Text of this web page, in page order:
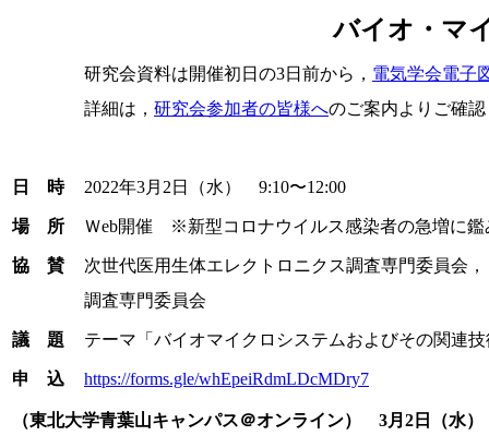
バイオ・マ
研究会資料は開催初日の3日前から， 電気学会電子
詳細は， 研究会参加者の皆様へのご案内よりご確
日 時 2022年3月2日（水） 9:10〜12:00
場 所 Ｗeb開催 ※新型コロナウイルス感染者の急増に鑑
協 賛
次世代医用生体エレクトロニクス調査専門委員会
調査専門委員会
議 題 テーマ「バイオマイクロシステムおよびその関連
申 込 https://forms.gle/whEpeiRdmLDcMDry7
（東北大学青葉山キャンパス＠オンライン） 3月2日（水